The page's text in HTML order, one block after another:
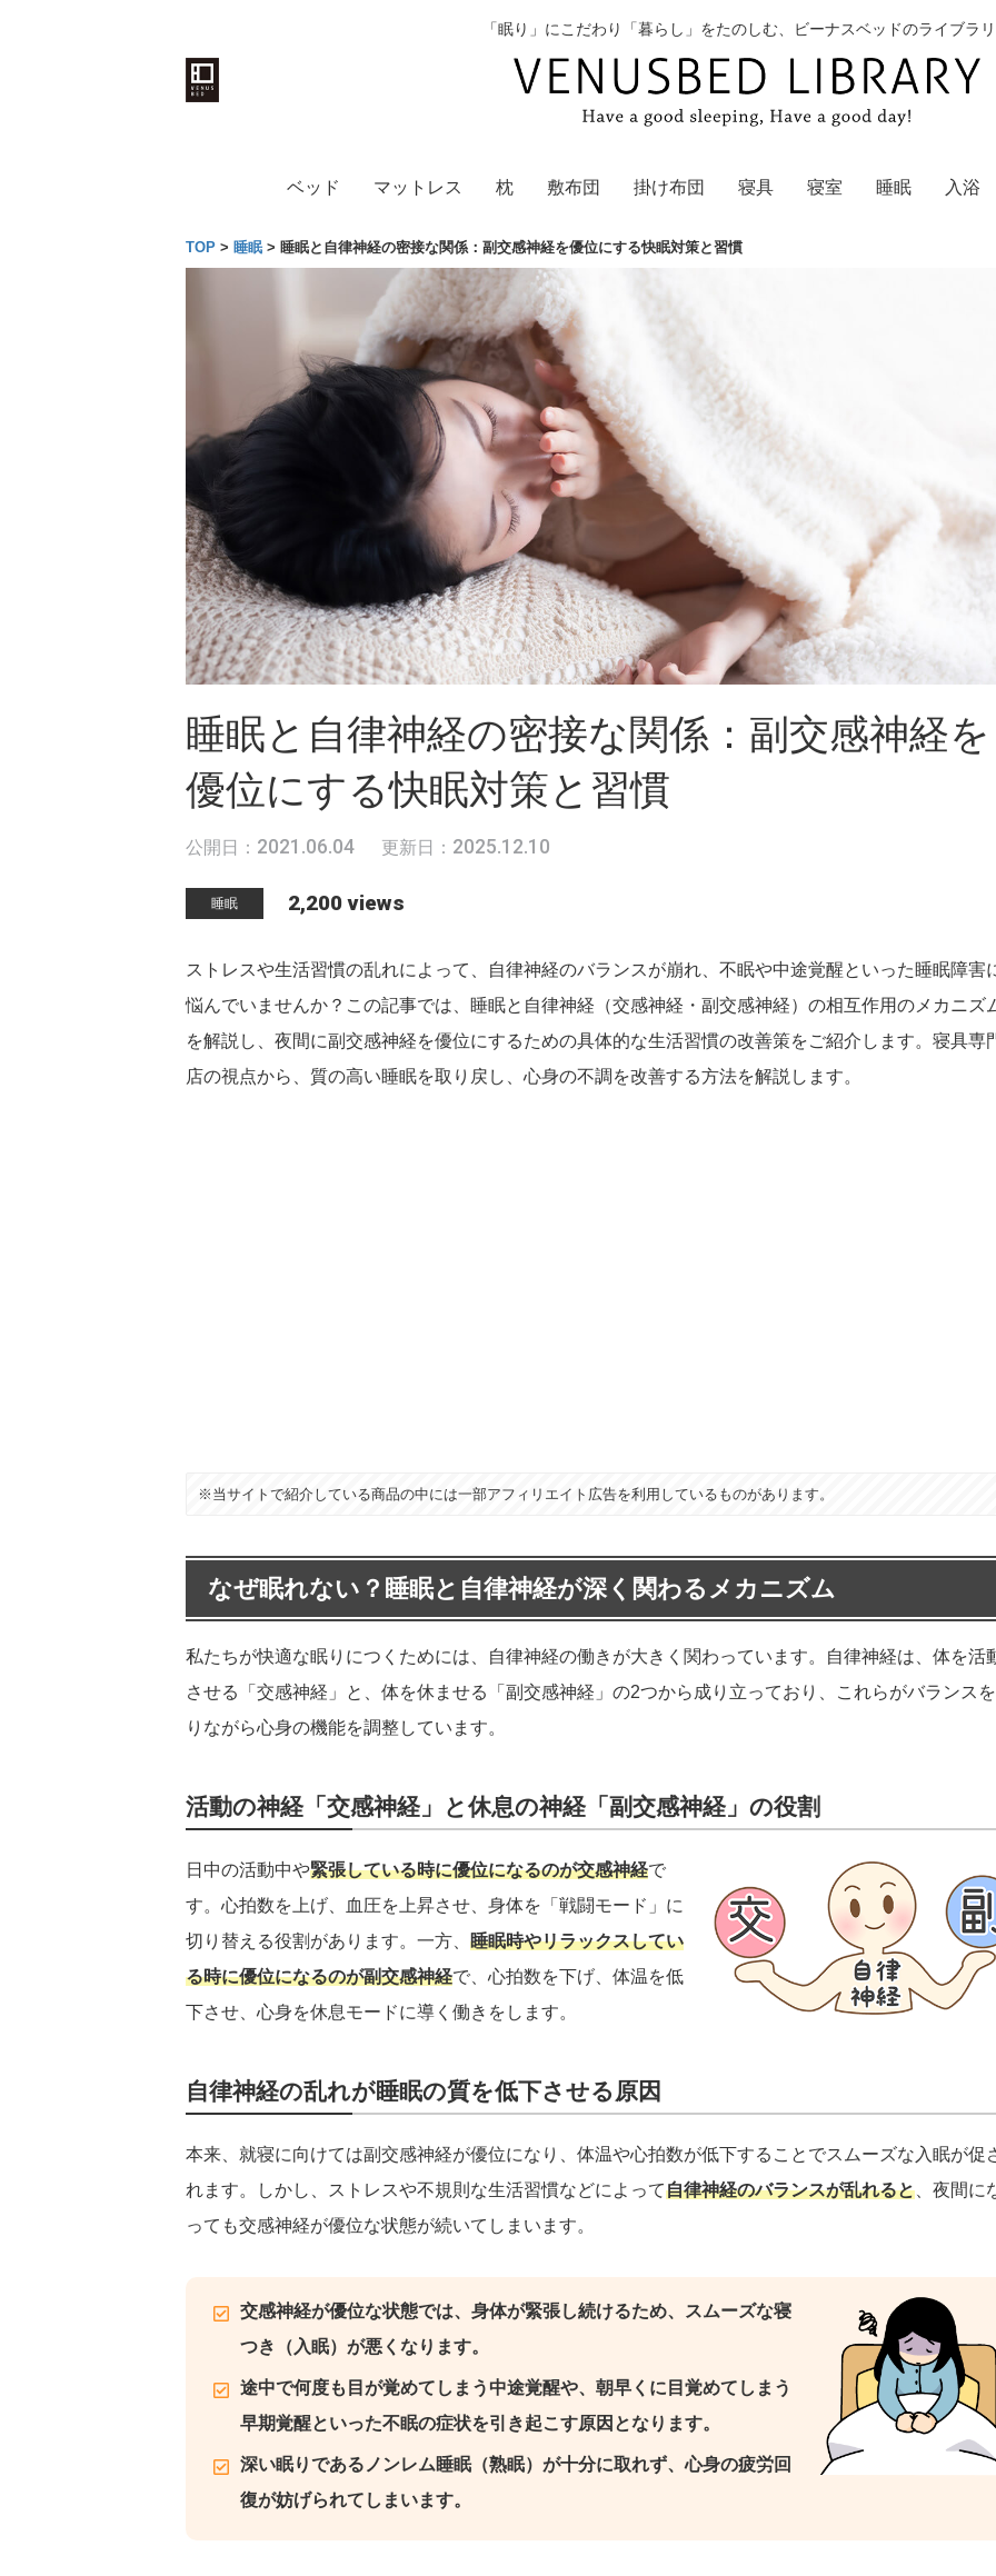
「眠り」にこだわり「暮らし」をたのしむ、ビーナスベッドのライブラ
ベッド マットレス 枕 敷布団 掛け布団 寝具 寝室 睡眠 入浴
TOP > 睡眠 > 睡眠と自律神経の密接な関係：副交感神経を優位にする快眠対策と習慣
睡眠と自律神経の密接な関係：副交感神経を
優位にする快眠対策と習慣
公開日： 2021.06.04 更新日： 2025.12.10
睡眠 2,200 views
ストレスや生活習慣の乱れによって、自律神経のバランスが崩れ、不眠や中途覚醒といった睡眠障害
悩んでいませんか？この記事では、睡眠と自律神経（交感神経・副交感神経）の相互作用のメカニズ
を解説し、夜間に副交感神経を優位にするための具体的な生活習慣の改善策をご紹介します。寝具専
店の視点から、質の高い睡眠を取り戻し、心身の不調を改善する方法を解説します。
※当サイトで紹介している商品の中には一部アフィリエイト広告を利用しているものがあります。
なぜ眠れない？睡眠と自律神経が深く関わるメカニズム
私たちが快適な眠りにつくためには、自律神経の働きが大きく関わっています。自律神経は、体を活
させる「交感神経」と、体を休ませる「副交感神経」の2つから成り立っており、これらがバランス
りながら心身の機能を調整しています。
活動の神経「交感神経」と休息の神経「副交感神経」の役割
日中の活動中や緊張している時に優位になるのが交感神経で
す。心拍数を上げ、血圧を上昇させ、身体を「戦闘モード」に
切り替える役割があります。一方、 睡眠時やリラックスしてい
る時に優位になるのが副交感神経で、心拍数を下げ、体温を低
下させ、心身を休息モードに導く働きをします。
自律神経の乱れが睡眠の質を低下させる原因
本来、就寝に向けては副交感神経が優位になり、体温や心拍数が低下することでスムーズな入眠が促
れます。しかし、ストレスや不規則な生活習慣などによって自律神経のバランスが乱れると 、夜間に
っても交感神経が優位な状態が続いてしまいます。
交感神経が優位な状態では、身体が緊張し続けるため、スムーズな寝
つき（入眠）が悪くなります。
途中で何度も目が覚めてしまう中途覚醒や、朝早くに目覚めてしまう
早期覚醒といった不眠の症状を引き起こす原因となります。
深い眠りであるノンレム睡眠（熟眠）が十分に取れず、心身の疲労回
復が妨げられてしまいます。